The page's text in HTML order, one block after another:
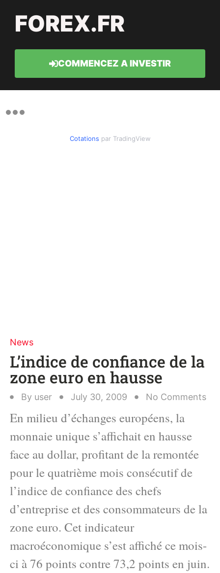
FOREX.FR
COMMENCEZ A INVESTIR
Cotations par TradingView
News
L’indice de confiance de la
zone euro en hausse
By user July 30, 2009 No Comments
En milieu d’échanges européens, la
monnaie unique s’affichait en hausse
face au dollar, profitant de la remontée
pour le quatrième mois consécutif de
l’indice de confiance des chefs
d’entreprise et des consommateurs de la
zone euro. Cet indicateur
macroéconomique s’est affiché ce mois-
ci à 76 points contre 73,2 points en juin.